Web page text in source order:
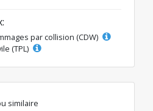
par collision (CDW)
(TPL)
similaire